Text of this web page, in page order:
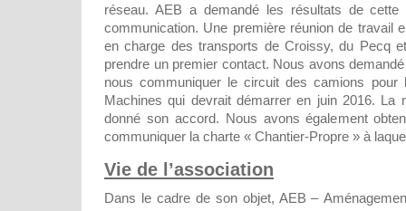
réseau. AEB a demandé les résultats de
communication. Une première réunion de travail
en charge des transports de Croissy, du Pecq
prendre un premier contact. Nous avons
nous communiquer le circuit des camions pour
Machines qui devrait démarrer en juin 2016. La
donné son accord. Nous avons également
communiquer la charte « Chantier-Propre » à
Vie de l’association
Dans le cadre de son objet, AEB –